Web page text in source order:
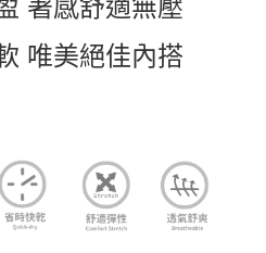
上)免運費
著感舒適無壓
唯美絕佳內搭